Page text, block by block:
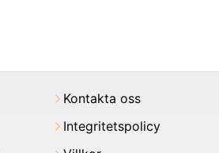
Kontakta oss
Integritetspolicy